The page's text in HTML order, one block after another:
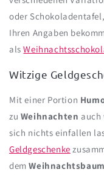
oder
Ihren Angaben
als
Witzige
Mit einer Portion
zu Weihnachten auch
sich nichts einfallen
Geldgeschenke
dem Weihnachtsbaum